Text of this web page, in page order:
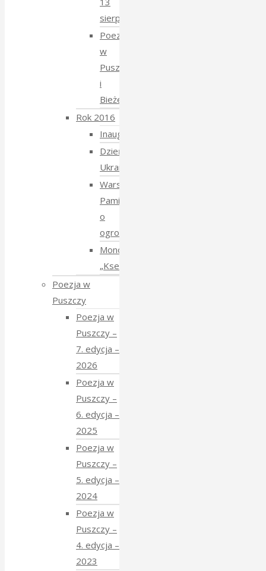
sierpnia
Poezja
w
Puszczy
i
Bieżeństwo
Rok 2016
Inauguracja
Dzień
Ukraiński
Warsztaty:
Pamiętajmy
o
ogrodach
Monodram
„Ksenia”
Poezja w
Puszczy
Poezja w
Puszczy –
7. edycja –
2026
Poezja w
Puszczy –
6. edycja –
2025
Poezja w
Puszczy –
5. edycja –
2024
Poezja w
Puszczy –
4. edycja –
2023